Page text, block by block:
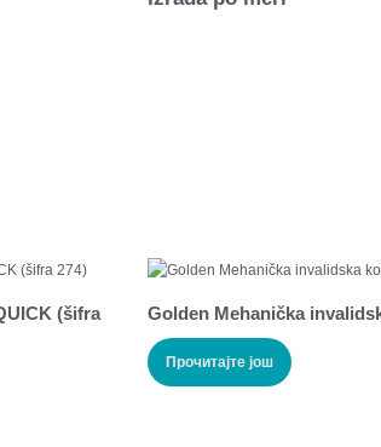
(šifra
Golden Mehanička
Прочитајте још